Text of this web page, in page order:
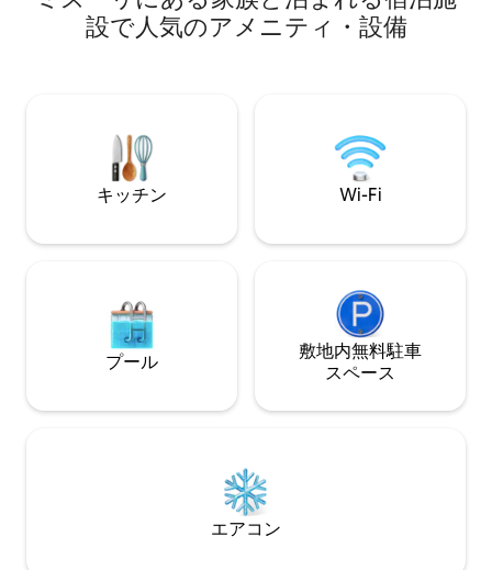
セントルイスからわずか1時間の距離にあ
る私有の森林の中に位置し、高級感あふ
「The TreeRise」では、BaseCampでさ
らに高みの広々とした滞在体験をお楽し
みいただけます。 ロマンチックな旅行、
から離れて自分自身と向き合うための意
す。かわいい犬、
ーキーと一緒に
リーハウスはSTL
適なベッドで9名
す。呼吸して、解
り、魂を新たにし
設で人気のアメニティ・設備
キッチン Wi-Fi
プール
敷地内無料駐⁠車
ス⁠ペ⁠ー⁠ス
エアコン